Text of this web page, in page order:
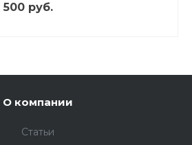
500 руб.
О компании
Статьи